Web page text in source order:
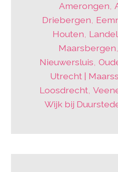
Amerongen,
Driebergen,
Houten,
Maarsbergen,
Nieuwersluis,
Utrecht |
Loosdrecht,
Wijk bij